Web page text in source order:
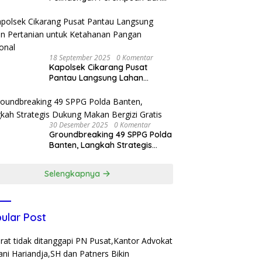
Kunjungan Delegasi Kepolisian
nasional Korea Selatan
18 September 2025 0 Komentar
Kapolsek Cikarang Pusat
Pantau Langsung Lahan
Pangan Nasional
30 Desember 2025 0 Komentar
Groundbreaking 49 SPPG Polda
Banten, Langkah Strategis
Selengkapnya
Post